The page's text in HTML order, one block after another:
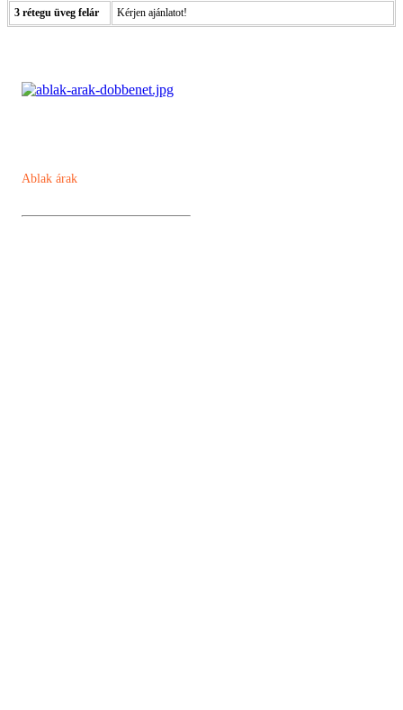
3 rétegu üveg felár
Kérjen ajánlatot!
Ablak árak